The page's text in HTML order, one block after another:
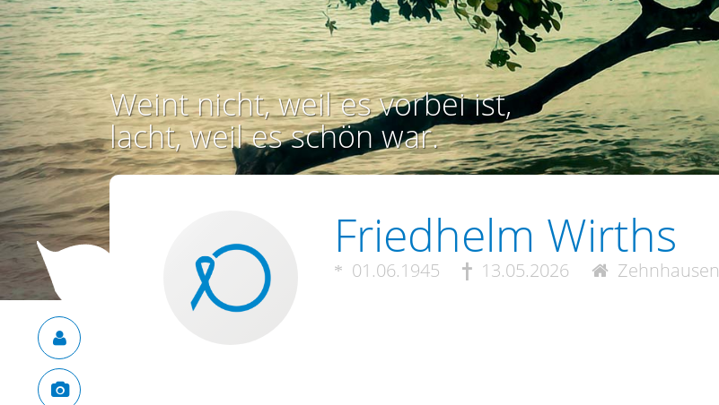
Weint nicht, weil es vorbei ist,
lacht, weil es schön war.
Friedhelm Wirths
01.06.1945 13.05.2026 Zehnhausen